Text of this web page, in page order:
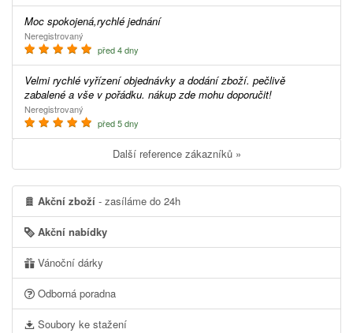
Moc spokojená,rychlé jednání
Neregistrovaný
před 4 dny
Velmi rychlé vyřízení objednávky a dodání zboží. pečlivě
zabalené a vše v pořádku. nákup zde mohu doporučit!
Neregistrovaný
před 5 dny
Další reference zákazníků »
Akční zboží - zasíláme do 24h
Akční nabídky
Vánoční dárky
Odborná poradna
Soubory ke stažení